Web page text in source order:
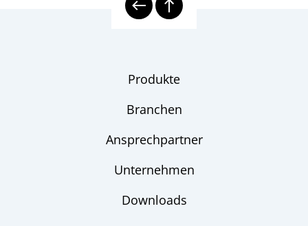
Produkte
Branchen
Ansprechpartner
Unternehmen
Downloads